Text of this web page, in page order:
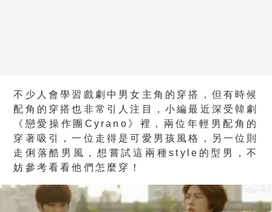
不少人會學習戲劇中男女主角的穿搭，但有時候
配角的穿搭也非常引人注目，小編最近深受韓劇
《戀愛操作團Cyrano》裡，兩位年輕男配角的
穿著吸引，一位走得是可愛男孩風格，另一位則
走俐落酷男風，想嘗試這兩種style的型男，不
妨參考看看他們怎麼穿！